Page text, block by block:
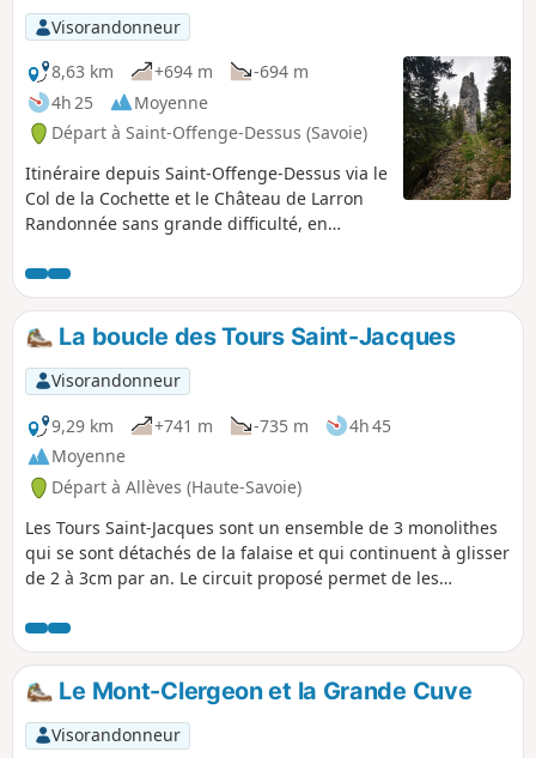
Visorandonneur
8,63 km
+694 m
-694 m
4h 25
Moyenne
Départ à Saint-Offenge-Dessus (Savoie)
Itinéraire depuis Saint-Offenge-Dessus via le
Col de la Cochette et le Château de Larron
Randonnée sans grande difficulté, en
d’alpages.
La boucle des Tours Saint-Jacques
Visorandonneur
9,29 km
+741 m -735 m
4h 45
Moyenne
Départ à Allèves (Haute-Savoie)
Les Tours Saint-Jacques sont un ensemble de 3 monolithes
qui se sont détachés de la falaise et qui continuent à glisser
de 2 à 3cm par an. Le circuit proposé permet de les
chemin, remarquer la voie dallée et les granges en rondins
massifs.
Le Mont-Clergeon et la Grande Cuve
Visorandonneur